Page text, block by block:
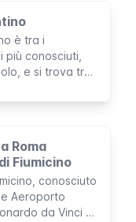
è tra i
più conosciuti,
e si trova tra
un
Roma
Fiumicino
conosciuto
Aeroporto
da Vinci è